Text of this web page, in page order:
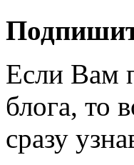
Если Вам
блога, то
сразу